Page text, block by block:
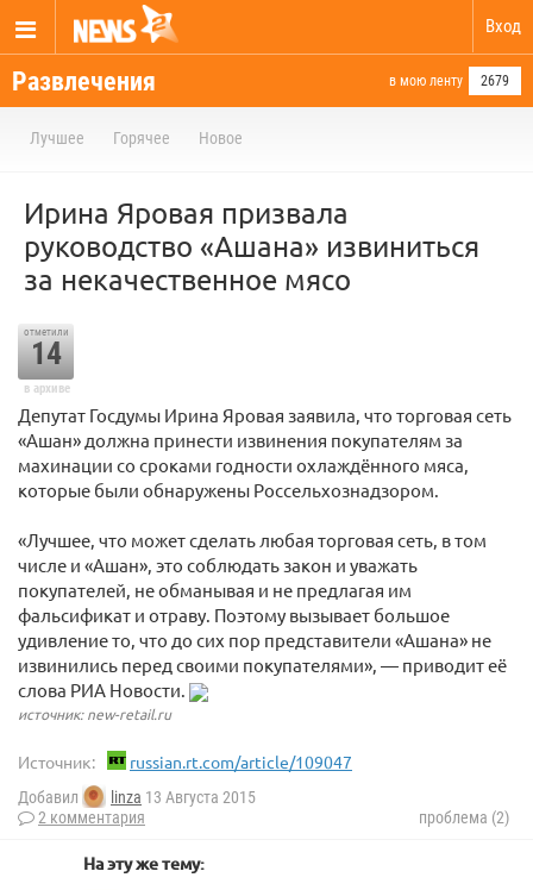
Вход
Развлечения в мою ленту 2679
Лучшее Горячее Новое
Ирина Яровая призвала
руководство «Ашана» извиниться
за некачественное мясо
отметили
14
в архиве
Депутат Госдумы Ирина Яровая заявила, что торговая сеть
«Ашан» должна принести извинения покупателям за
махинации со сроками годности охлаждённого мяса,
которые были обнаружены Россельхознадзором.
«Лучшее, что может сделать любая торговая сеть, в том
числе и «Ашан», это соблюдать закон и уважать
покупателей, не обманывая и не предлагая им
фальсификат и отраву. Поэтому вызывает большое
удивление то, что до сих пор представители «Ашана» не
извинились перед своими покупателями», — приводит её
слова РИА Новости.
источник: new-retail.ru
Источник: russian.rt.com/article/109047
Добавил linza 13 Августа 2015
2 комментария
проблема (2)
На эту же тему: